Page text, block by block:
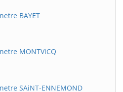
BAYET
MONTViCQ
SAiNT-ENNEMOND